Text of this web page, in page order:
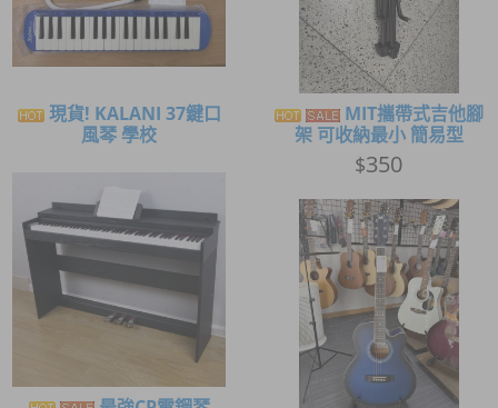
現貨! KALANI 37鍵口
風琴 學校
MIT攜帶式吉他腳
架 可收納最小 簡易型
$350